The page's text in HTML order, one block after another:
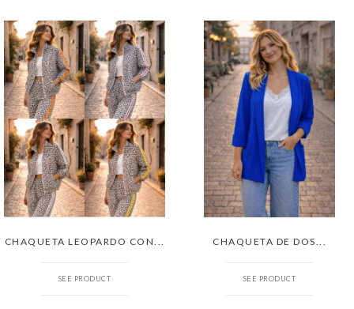
CHAQUETA LEOPARDO CON...
SEE PRODUCT
CHAQUETA DE DOS...
SEE PRODUCT